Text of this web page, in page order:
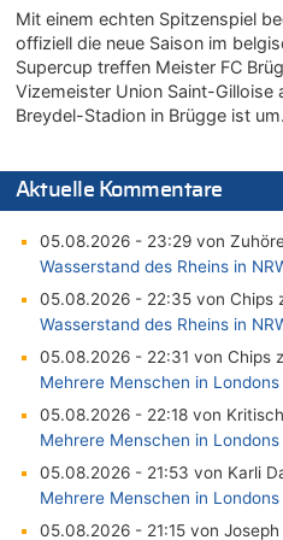
Mit einem echten Spitzenspiel
offiziell die neue Saison im
Supercup treffen Meister FC
Vizemeister Union Saint-Gilloise
Breydel-Stadion in Brügge ist
Aktuelle Kommentare
05.08.2026 - 23:29 von
Wasserstand des Rheins in
05.08.2026 - 22:35 von Chips
Wasserstand des Rheins in
05.08.2026 - 22:31 von Chips
Mehrere Menschen in
05.08.2026 - 22:18 von
Mehrere Menschen in
05.08.2026 - 21:53 von Karli
Mehrere Menschen in
05.08.2026 - 21:15 von